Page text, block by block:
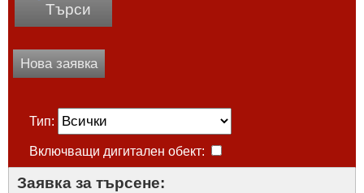
Търси
Нова заявка
Тип:
Включващи дигитален обект:
Заявка за търсене: